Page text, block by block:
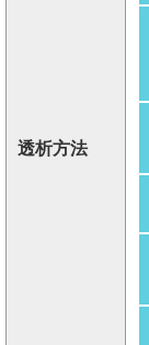
透析方法